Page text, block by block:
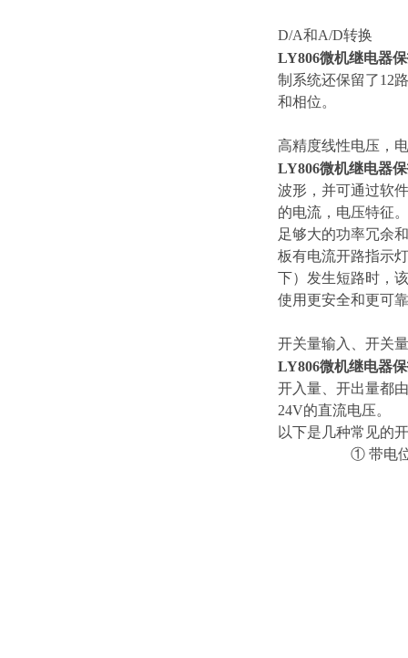
D/A和A/D转换
LY806微机继电器
制系统还保留了12
和相位。
高精度线性电压，
LY806微机继电器
波形，并可通过软
的电流，电压特征
足够大的功率冗余
板有电流开路指示
下）发生短路时，
使用更安全和更可
开关量输入、开关
LY806微机继电器
开入量、开出量都
24V的直流电压。
以下是几种常见的
① 带电